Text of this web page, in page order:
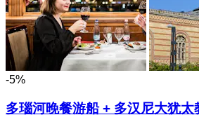
-5%
多瑙河晚餐游船 + 多汉尼大犹太